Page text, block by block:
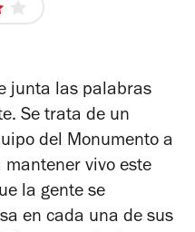
junta las palabras
Se trata de un
del Monumento a
mantener vivo este
la gente se
en cada una de sus